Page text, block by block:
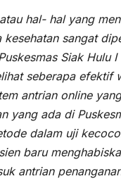
hal- hal yang
sangat
Siak Hulu
seberapa efektif
antrian online
yang ada di
dalam uji
baru
antrian